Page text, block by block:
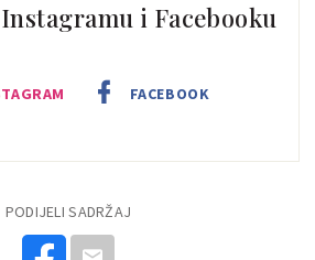
i Facebooku
FACEBOOK
PODIJELI SADRŽAJ